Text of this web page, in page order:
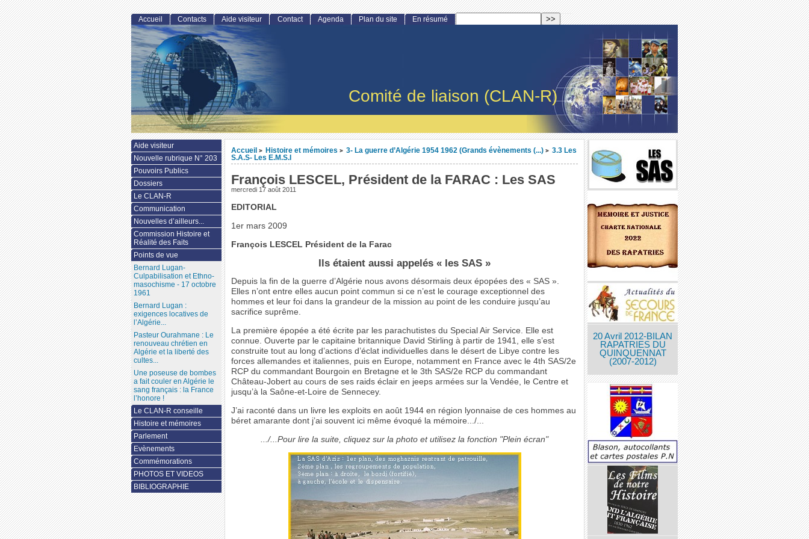
Comité de liaison (CLAN-R)
Accueil > Histoire et mémoires > 3- La guerre d’Algérie 1954 1962 (Grands évènements (...) > 3.3 Les
S.A.S- Les E.M.S.I
François LESCEL, Président de la FARAC : Les SAS
mercredi 17 août 2011
EDITORIAL
1er mars 2009
François LESCEL Président de la Farac
Ils étaient aussi appelés « les SAS »
Depuis la fin de la guerre d’Algérie nous avons désormais deux épopées des « SAS ».
Elles n’ont entre elles aucun point commun si ce n’est le courage exceptionnel des
hommes et leur foi dans la grandeur de la mission au point de les conduire jusqu’au
sacrifice suprême.
La première épopée a été écrite par les parachutistes du Special Air Service. Elle est
connue. Ouverte par le capitaine britannique David Stirling à partir de 1941, elle s’est
construite tout au long d’actions d’éclat individuelles dans le désert de Libye contre les
forces allemandes et italiennes, puis en Europe, notamment en France avec le 4th SAS/2e
RCP du commandant Bourgoin en Bretagne et le 3th SAS/2e RCP du commandant
Château-Jobert au cours de ses raids éclair en jeeps armées sur la Vendée, le Centre et
jusqu’à la Saône-et-Loire de Sennecey.
J’ai raconté dans un livre les exploits en août 1944 en région lyonnaise de ces hommes au
béret amarante dont j’ai souvent ici même évoqué la mémoire.../...
.../...Pour lire la suite, cliquez sur la photo et utilisez la fonction "Plein écran"
20 Avril 2012-BILAN
RAPATRIES DU
QUINQUENNAT
(2007-2012)
Accueil Contacts Aide visiteur Contact Agenda Plan du site En résumé
Aide visiteur
Nouvelle rubrique N° 203
Pouvoirs Publics
Dossiers
Le CLAN-R
Communication
Nouvelles d’ailleurs...
Commission Histoire et
Réalité des Faits
Points de vue
Bernard Lugan-
Culpabilisation et Ethno-
masochisme - 17 octobre
1961
Bernard Lugan :
exigences locatives de
l’Algérie...
Pasteur Ourahmane : Le
renouveau chrétien en
Algérie et la liberté des
cultes...
Une poseuse de bombes
a fait couler en Algérie le
sang français : la France
l’honore !
Le CLAN-R conseille
Histoire et mémoires
Parlement
Evènements
Commémorations
PHOTOS ET VIDEOS
BIBLIOGRAPHIE